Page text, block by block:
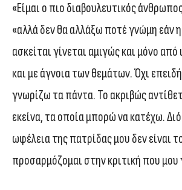
«Είμαι ο πιο διαβουλευτικός
«αλλά δεν θα αλλάξω ποτέ γνώμη εάν
ασκείται γίνεται αμιγώς και μόνο από
και με άγνοια των θεμάτων. Όχι
γνωρίζω τα πάντα. Το ακριβώς
εκείνα, τα οποία μπορώ να κατέχω.
ωφέλεια της πατρίδας μου δεν είναι
προσαρμόζομαι στην κριτική που μου